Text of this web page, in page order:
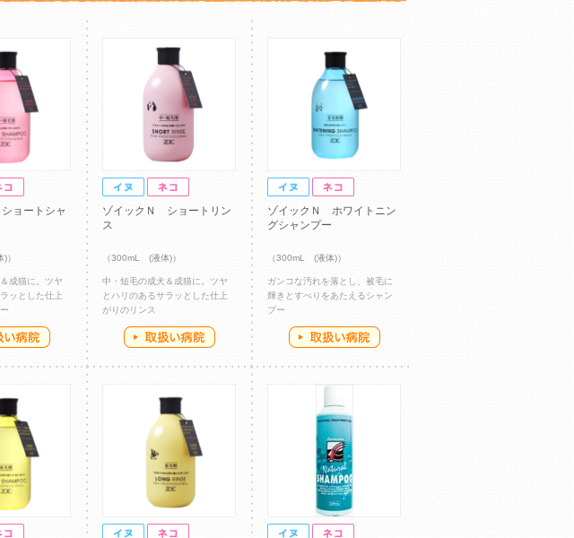
ョートシャ
）
成猫に。ツヤ
ッとした仕上
ゾイックＮ ショートリン
ス
（300mL (液体)）
中・短毛の成犬＆成猫に。ツヤ
とハリのあるサラッとした仕上
がりのリンス
ゾイックＮ ホワイトニン
グシャンプー
（300mL (液体)）
ガンコな汚れを落とし、被毛に
輝きとすべりをあたえるシャン
プー